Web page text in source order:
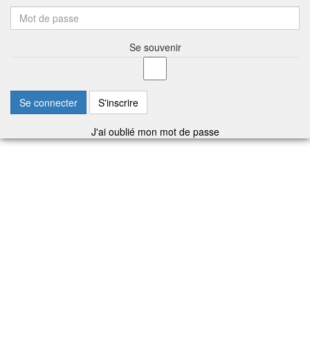
Se souvenir
Se connecter S'inscrire
J'ai oublié mon mot de passe